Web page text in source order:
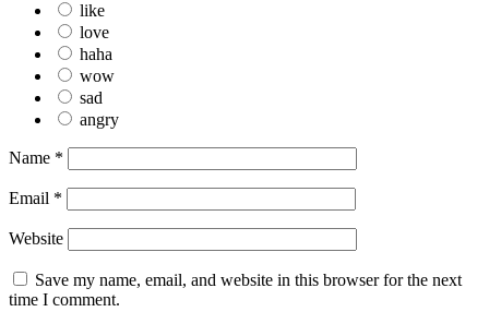
like
love
haha
wow
sad
angry
Name *
Email *
Website
Save my name, email, and website in this browser for the next
time I comment.